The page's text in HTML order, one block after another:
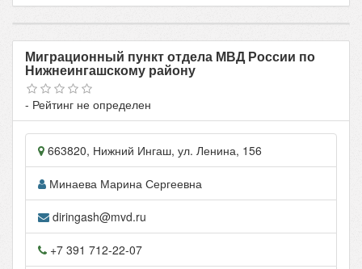
Миграционный пункт отдела МВД России по
Нижнеингашскому району
- Рейтинг не определен
663820, Нижний Ингаш, ул. Ленина, 156
Минаева Марина Сергеевна
diringash@mvd.ru
+7 391 712-22-07